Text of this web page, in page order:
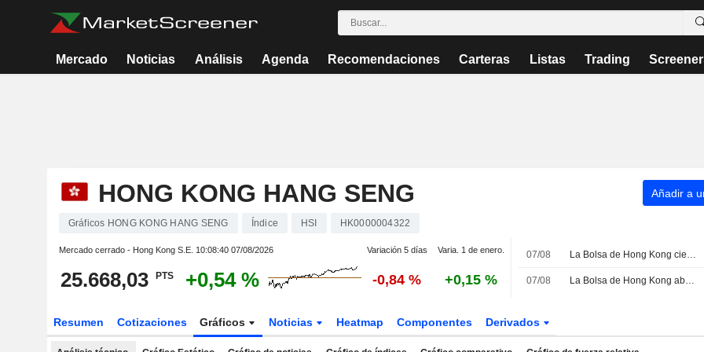
Mercado Noticias Análisis Agenda Recomendaciones Carteras Listas Trading
HONG KONG HANG SENG Añadir a
Gráficos HONG KONG HANG SENG Índice HSI HK0000004322
Mercado cerrado - Hong Kong S.E. 10:08:40 07/08/2026 Variación 5 días Varia. 1 de enero.
25.668,03 PTS +0,54 % -0,84 % +0,15 %
07/08 La Bolsa de Hong Kong cierra al alza antes de los datos de empleo en EE. UU.; NASN Tech brilla en su debut
07/08 La Bolsa de Hong Kong abre sin cambios significativos
Resumen Cotizaciones Gráficos Noticias Heatmap Componentes Derivados